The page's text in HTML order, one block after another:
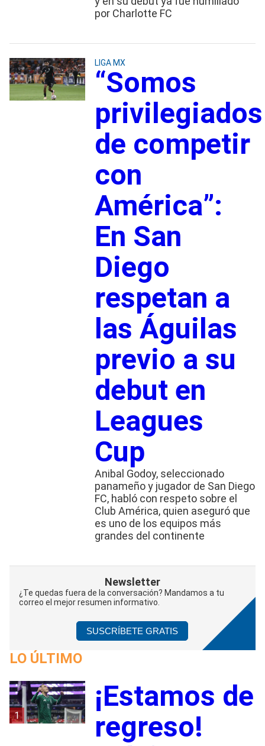
por Charlotte FC
LIGA MX
“Somos
privilegiados
de competir
con
América”:
En San
Diego
respetan a
las Águilas
previo a su
debut en
Leagues
Cup
Anibal Godoy, seleccionado
panameño y jugador de San Diego
FC, habló con respeto sobre el
Club América, quien aseguró que
es uno de los equipos más
grandes del continente
Newsletter
¿Te quedas fuera de la conversación? Mandamos a tu
correo el mejor resumen informativo.
SUSCRÍBETE GRATIS
LO ÚLTIMO
1
¡Estamos de
regreso!